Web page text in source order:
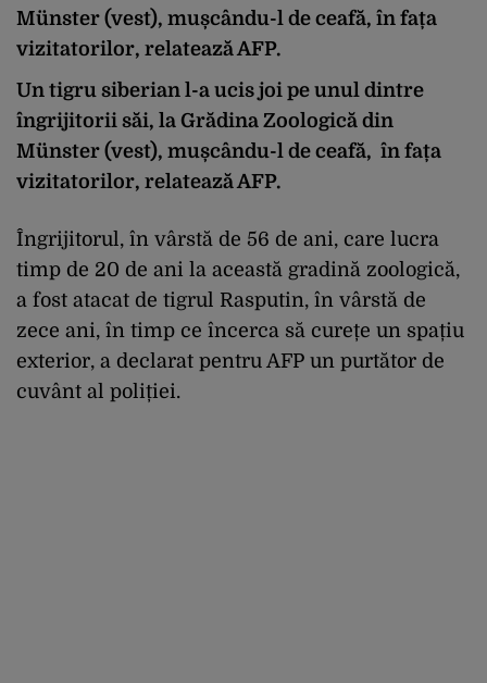
Münster (vest), mușcându-l de ceafă, în fața
vizitatorilor, relatează AFP.
Un tigru siberian l-a ucis joi pe unul dintre
îngrijitorii săi, la Grădina Zoologică din
Münster (vest), mușcându-l de ceafă, în fața
vizitatorilor, relatează AFP.
Îngrijitorul, în vârstă de 56 de ani, care lucra
timp de 20 de ani la această gradină zoologică,
a fost atacat de tigrul Rasputin, în vârstă de
zece ani, în timp ce încerca să curețe un spațiu
exterior, a declarat pentru AFP un purtător de
cuvânt al poliției.